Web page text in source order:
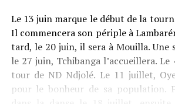
Le 13 juin marque le début de la
Il commencera son périple à
tard, le 20 juin, il sera à Mouilla. Une
le 27 juin, Tchibanga l’accueillera.
tour de ND Ndjolé. Le 11 juillet,
pour le bonheur de sa population.